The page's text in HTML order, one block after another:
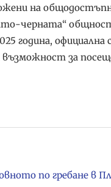
на
черната“
година,
за
по гребане в